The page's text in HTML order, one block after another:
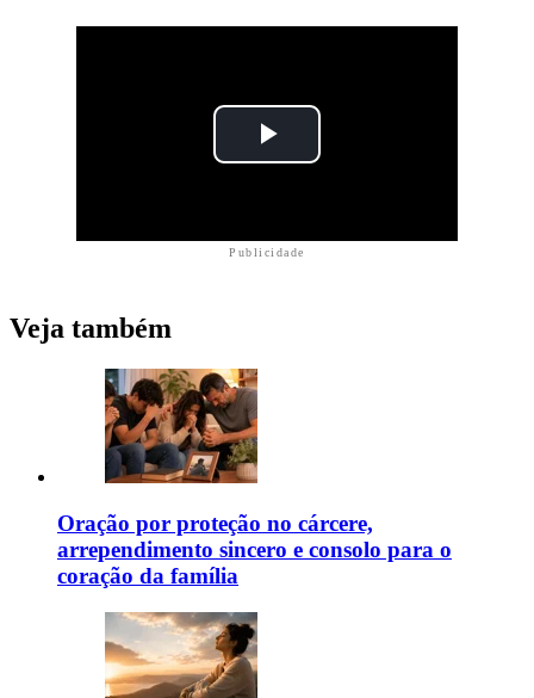
Publicidade
Veja também
Oração por proteção no cárcere,
arrependimento sincero e consolo para o
coração da família